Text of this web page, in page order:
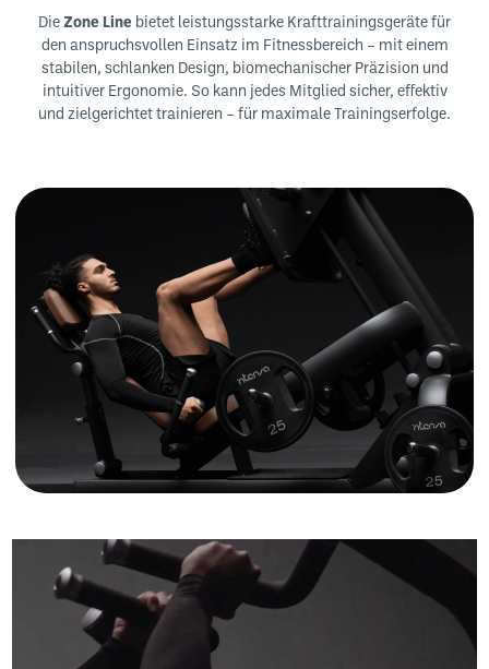
Die Zone Line bietet leistungsstarke Krafttrainingsgeräte für
den anspruchsvollen Einsatz im Fitnessbereich – mit einem
stabilen, schlanken Design, biomechanischer Präzision und
intuitiver Ergonomie. So kann jedes Mitglied sicher, effektiv
und zielgerichtet trainieren – für maximale Trainingserfolge.